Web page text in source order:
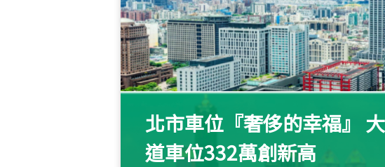
北市車位『奢侈的幸福』
道車位332萬創新高